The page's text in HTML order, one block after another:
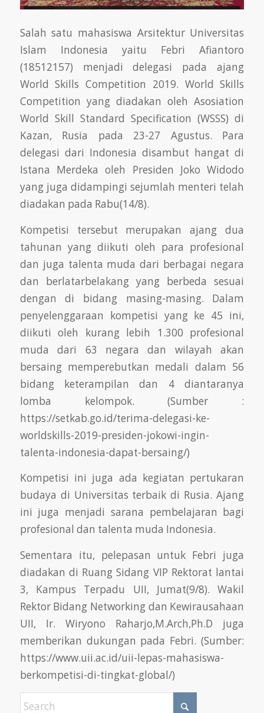
Salah satu mahasiswa Arsitektur Universitas
Islam Indonesia yaitu Febri Afiantoro
(18512157) menjadi delegasi pada ajang
World Skills Competition 2019. World Skills
Competition yang diadakan oleh Asosiation
World Skill Standard Specification (WSSS) di
Kazan, Rusia pada 23-27 Agustus. Para
delegasi dari Indonesia disambut hangat di
Istana Merdeka oleh Presiden Joko Widodo
yang juga didampingi sejumlah menteri telah
diadakan pada Rabu(14/8).
Kompetisi tersebut merupakan ajang dua
tahunan yang diikuti oleh para profesional
dan juga talenta muda dari berbagai negara
dan berlatarbelakang yang berbeda sesuai
dengan di bidang masing-masing. Dalam
penyelenggaraan kompetisi yang ke 45 ini,
diikuti oleh kurang lebih 1.300 profesional
muda dari 63 negara dan wilayah akan
bersaing memperebutkan medali dalam 56
bidang keterampilan dan 4 diantaranya
lomba kelompok. (Sumber :
https://setkab.go.id/terima-delegasi-ke-
worldskills-2019-presiden-jokowi-ingin-
talenta-indonesia-dapat-bersaing/)
Kompetisi ini juga ada kegiatan pertukaran
budaya di Universitas terbaik di Rusia. Ajang
ini juga menjadi sarana pembelajaran bagi
profesional dan talenta muda Indonesia.
Sementara itu, pelepasan untuk Febri juga
diadakan di Ruang Sidang VIP Rektorat lantai
3, Kampus Terpadu UII, Jumat(9/8). Wakil
Rektor Bidang Networking dan Kewirausahaan
UII, Ir. Wiryono Raharjo,M.Arch,Ph.D juga
memberikan dukungan pada Febri. (Sumber:
https://www.uii.ac.id/uii-lepas-mahasiswa-
berkompetisi-di-tingkat-global/)